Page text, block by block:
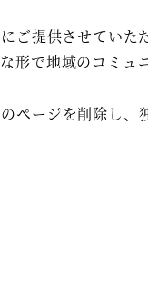
提供させていた
で地域のコミュ
ページを削除し、